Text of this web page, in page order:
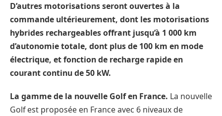
D’autres motorisations seront ouvertes à la
commande ultérieurement, dont les motorisations
hybrides rechargeables offrant jusqu’à 1 000 km
d’autonomie totale, dont plus de 100 km en mode
électrique, et fonction de recharge rapide en
courant continu de 50 kW.
La gamme de la nouvelle Golf en France. La nouvelle
Golf est proposée en France avec 6 niveaux de